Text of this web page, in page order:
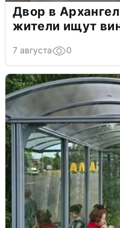
Двор в
жители ищут
7 августа 0